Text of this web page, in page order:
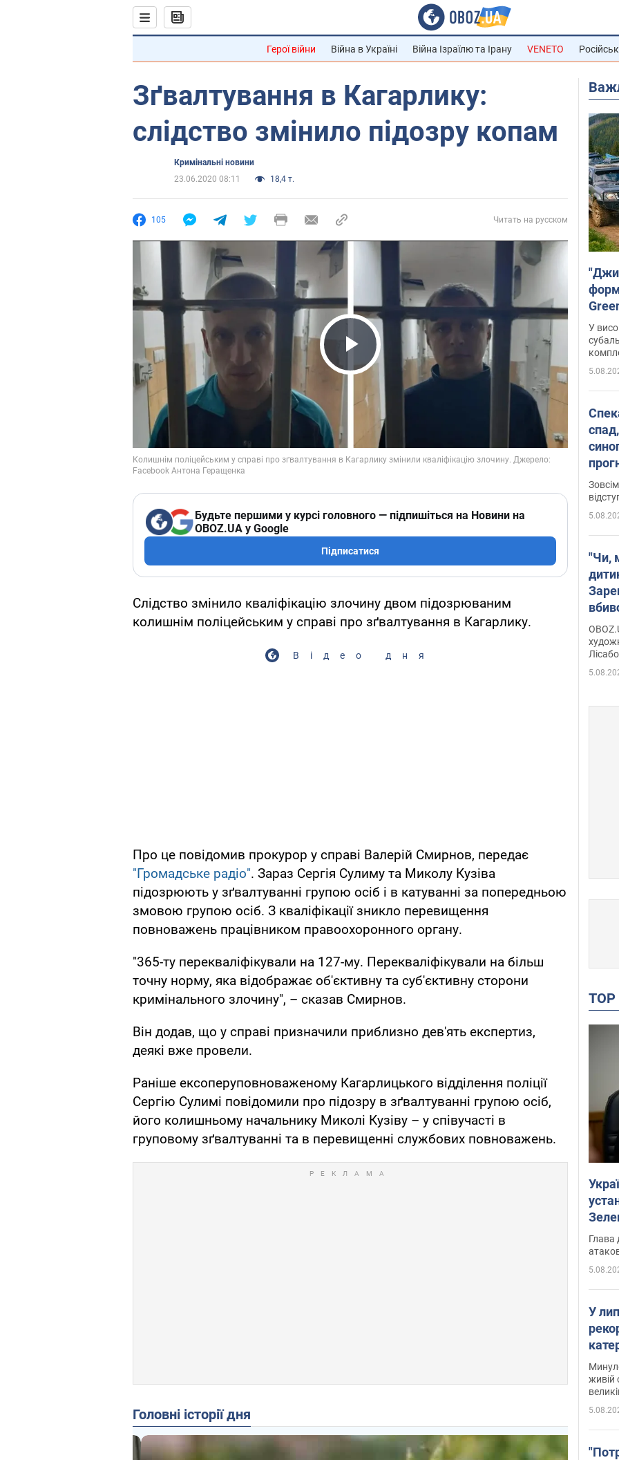
Герої війни Війна в Україні Війна Ізраїлю та Ірану VENETO
Зґвалтування в Кагарлику:
слідство змінило підозру копам
Кримінальні новини
23.06.2020 08:11
18,4 т.
105 Читать на русском
Play Video
Будьте першими у курсі головного — підпишіться на Новини на
OBOZ.UA у Google
Підписатися
Слідство змінило кваліфікацію злочину двом підозрюваним
колишнім поліцейським у справі про зґвалтування в Кагарлику.
Відео дня
Про це повідомив прокурор у справі Валерій Смирнов, передає
"Громадське радіо". Зараз Сергія Сулиму та Миколу Кузіва
підозрюють у зґвалтуванні групою осіб і в катуванні за попередньою
змовою групою осіб. З кваліфікації зникло перевищення
повноважень працівником правоохоронного органу.
"365-ту перекваліфікували на 127-му. Перекваліфікували на більш
точну норму, яка відображає об'єктивну та суб'єктивну сторони
кримінального злочину", – сказав Смирнов.
Він додав, що у справі призначили приблизно дев'ять експертиз,
деякі вже провели.
Раніше ексоперуповноваженому Кагарлицького відділення поліції
Сергію Сулимі повідомили про підозру в зґвалтуванні групою осіб,
його колишньому начальнику Миколі Кузіву – у співучасті в
груповому зґвалтуванні та в перевищенні службових повноважень.
Головні історії дня
У
"Чи,
в
Глава
У
живій